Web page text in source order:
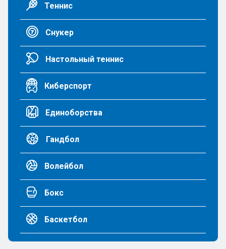
Теннис
Снукер
Настольный теннис
Киберспорт
Единоборства
Гандбол
Волейбол
Бокс
Баскетбол